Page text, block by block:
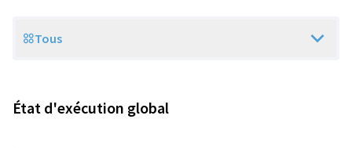
Scope
Tous
État d'exécution global